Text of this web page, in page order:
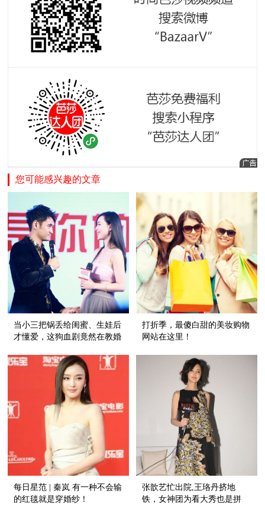
您可能感兴趣的文章
当小三把锅丢给闺蜜、生娃后
才懂爱，这狗血剧竟然在教婚
打折季，最傻白甜的美妆购物
网站在这里！
每日星范 | 秦岚 有一种不会输
的红毯就是穿婚纱！
张歆艺忙出院,王珞丹挤地
铁，女神团为看大秀也是拼